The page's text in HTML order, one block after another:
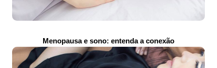
Menopausa e sono: entenda a conexão